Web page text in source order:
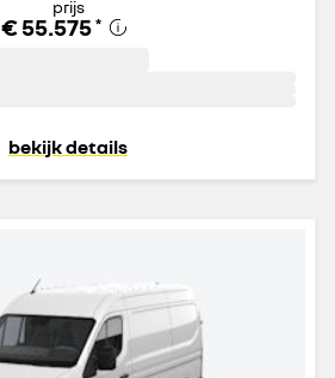
prijs
€ 55.575 *
bekijk details